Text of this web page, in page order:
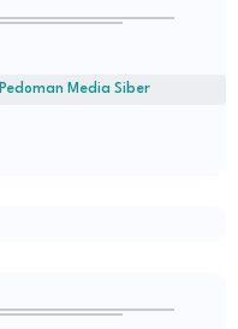
Pedoman Media Siber